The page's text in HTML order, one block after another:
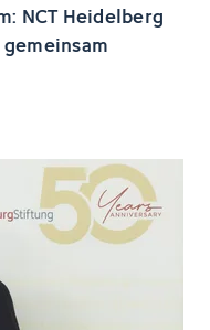
NCT Heidelberg